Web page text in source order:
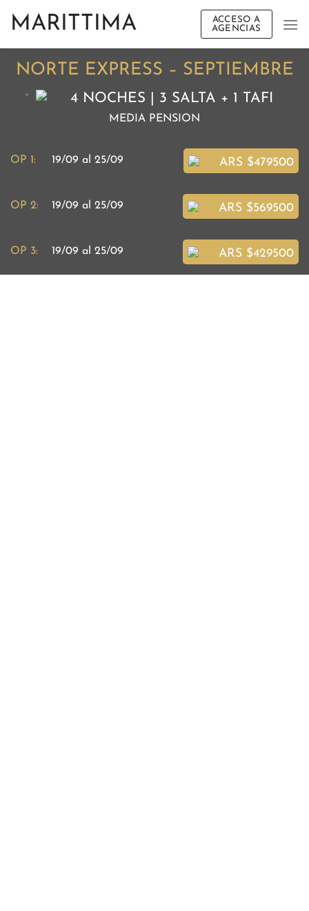
MARITTIMA
ACCESO A
AGENCIAS
NORTE EXPRESS – SEPTIEMBRE
4 NOCHES | 3 SALTA + 1 TAFI
MEDIA PENSION
OP 1: 19/09 al 25/09 ARS $479500
OP 2: 19/09 al 25/09 ARS $569500
OP 3: 19/09 al 25/09 ARS $429500